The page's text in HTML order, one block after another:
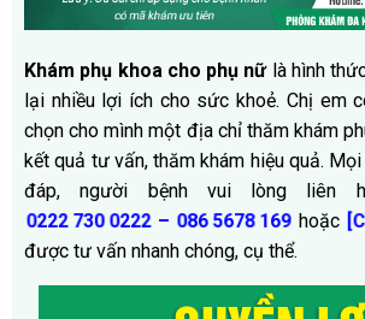
Khám phụ khoa cho phụ nữ là hình
lại nhiều lợi ích cho sức khoẻ. Chị em
chọn cho mình một địa chỉ thăm khám
kết quả tư vấn, thăm khám hiệu quả.
đáp, người bệnh vui lòng liên
0222 730 0222 – 086 5678 169 hoặc [
được tư vấn nhanh chóng, cụ thể.